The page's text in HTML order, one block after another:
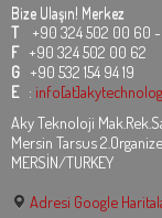
Bize Ulaşın! Merkez
T +90 324 502 00 60 -
F +90 324 502 00 62
G +90 532 154 94 19
E :
Aky Teknoloji
Mersin Tarsus
MERSİN/TURKEY
Adresi Google